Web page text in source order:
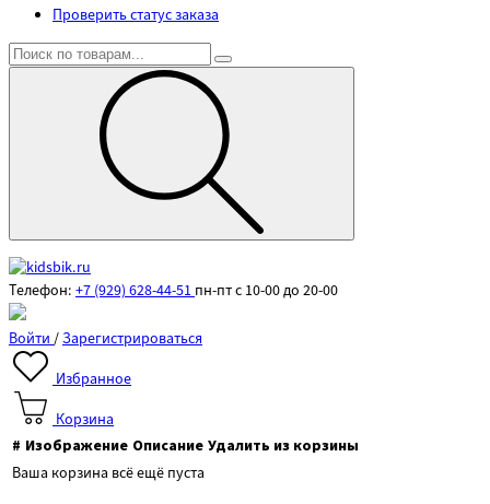
Проверить статус заказа
Телефон: +7 (929) 628-44-51пн-пт с 10-00 до 20-00
Войти/Зарегистрироваться
Избранное
Корзина
# Изображение Описание Удалить из корзины
Ваша корзина всё ещё пуста